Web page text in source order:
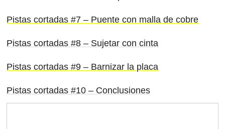
Pistas cortadas #7 – Puente con malla de cobre
Pistas cortadas #8 – Sujetar con cinta
Pistas cortadas #9 – Barnizar la placa
Pistas cortadas #10 – Conclusiones